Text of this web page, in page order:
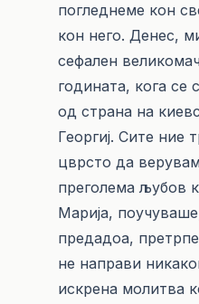
погледнеме кон
кон него. Денес,
сефален
годината, кога
од страна на
Георгиј. Сите ние
цврсто да
преголема љубов
Марија,
предадоа,
не направи
искрена молитва